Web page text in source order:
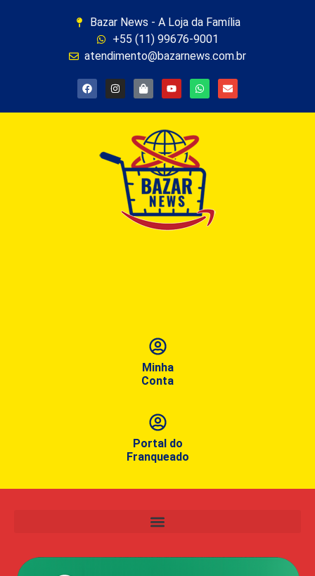
Bazar News - A Loja da Família
+55 (11) 99676-9001
atendimento@bazarnews.com.br
Minha
Conta
Portal do
Franqueado